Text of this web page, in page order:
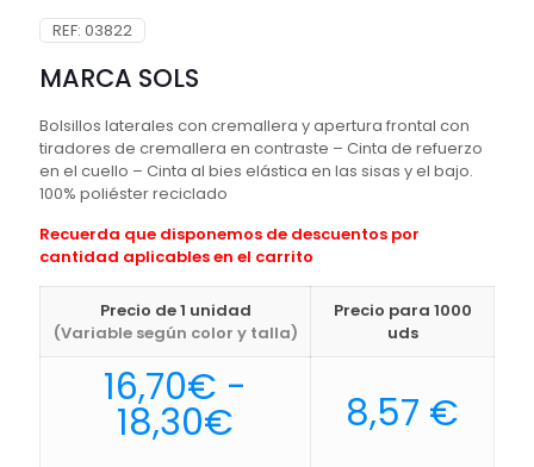
REF: 03822
MARCA SOLS
Bolsillos laterales con cremallera y apertura frontal con
tiradores de cremallera en contraste – Cinta de refuerzo
en el cuello – Cinta al bies elástica en las sisas y el bajo.
100% poliéster reciclado
Recuerda que disponemos de descuentos por
cantidad aplicables en el carrito
Precio de 1 unidad
(Variable según color y talla)
Precio para 1000
uds
16,70€ -
18,30€ 8,57 €